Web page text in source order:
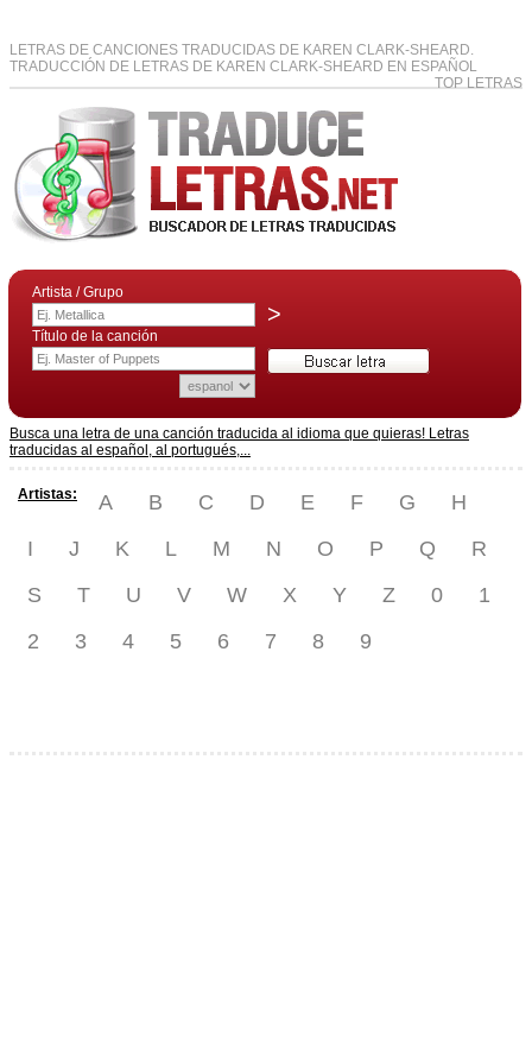
LETRAS DE CANCIONES TRADUCIDAS DE KAREN CLARK-SHEARD.
TRADUCCIÓN DE LETRAS DE KAREN CLARK-SHEARD EN ESPAÑOL
TOP LETRAS
Artista / Grupo
>
Título de la canción
Busca una letra de una canción traducida al idioma que quieras! Letras
traducidas al español, al portugués,...
Artistas: A B C D E F G
H
I
J K L M N O P Q
R
S
T U V W X Y Z 0
1
2
3 4 5 6 7 8 9